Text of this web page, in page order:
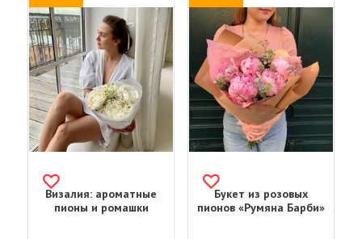
Визалия: ароматные
пионы и ромашки
Букет из розовых
пионов «Румяна Барби»